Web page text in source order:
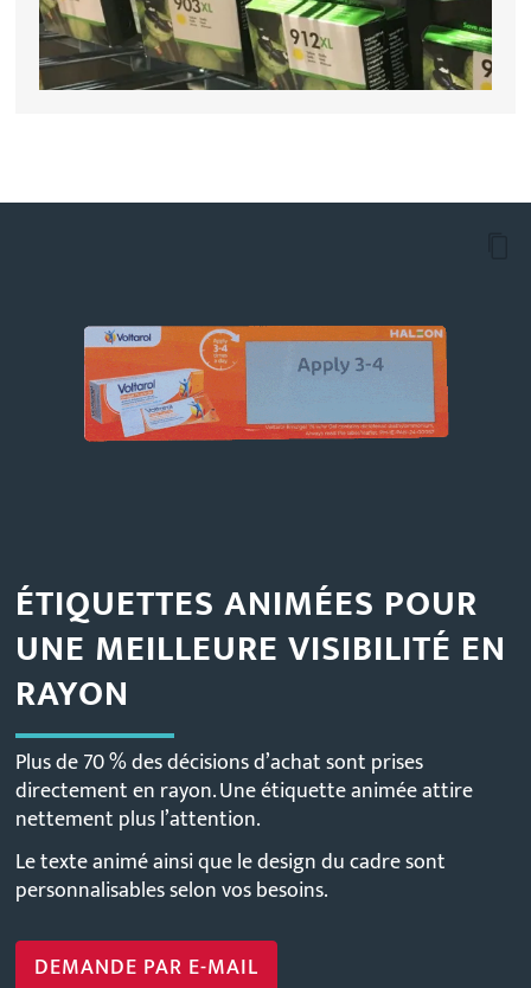
ÉTIQUETTES ANIMÉES POUR
UNE MEILLEURE VISIBILITÉ EN
RAYON
Plus de 70 % des décisions d’achat sont prises
directement en rayon. Une étiquette animée attire
nettement plus l’attention.
Le texte animé ainsi que le design du cadre sont
personnalisables selon vos besoins.
DEMANDE PAR E-MAIL